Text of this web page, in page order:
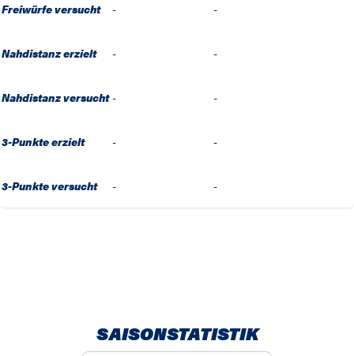
Freiwürfe versucht - -
Nahdistanz erzielt - -
Nahdistanz versucht - -
3-Punkte erzielt - -
3-Punkte versucht - -
SAISONSTATISTIK